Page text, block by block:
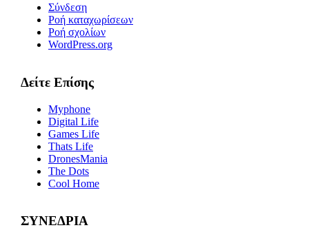
Σύνδεση
Ροή καταχωρίσεων
Ροή σχολίων
WordPress.org
Δείτε Επίσης
Myphone
Digital Life
Games Life
Thats Life
DronesMania
The Dots
Cool Home
ΣΥΝΕΔΡΙΑ